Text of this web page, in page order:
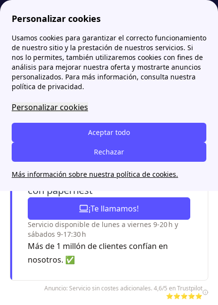
Personalizar cookies
Usamos cookies para garantizar el correcto funcionamiento
de nuestro sitio y la prestación de nuestros servicios. Si
nos lo permites, también utilizaremos cookies con fines de
análisis para mejorar nuestra oferta y mostrarte anuncios
personalizados. Para más información, consulta nuestra
política de privacidad.
Personalizar cookies
Aceptar todo
Rechazar
Más información sobre nuestra política de cookies.
Papernest.es More Dar de alta la luz Dar de alta la luz: precio, plazos y condiciones
Dar de alta la luz: precio,
plazos y condiciones
Dar de alta la luz en España
167,96 € con IVApara una potencia de 3,5 kW.
Te explicamos qué son los derechos de alta, los
factores que influyen y plazos del trámite.
Alta de suministro rápida y sin líos
con papernest
¡Te llamamos!
Servicio disponible de lunes a viernes 9-20 h y
sábados 9-17:30 h
Más de 1 millón de clientes confían en
nosotros. ✅
Anuncio: Servicio sin costes adicionales. 4,6/5 en Trustpilot
⭐⭐⭐⭐⭐